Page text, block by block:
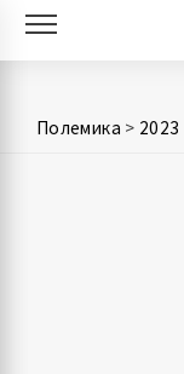
Skip
Полемика > 2023